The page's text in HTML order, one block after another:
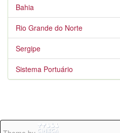
Bahia
Rio Grande do Norte
Sergipe
Sistema Portuário